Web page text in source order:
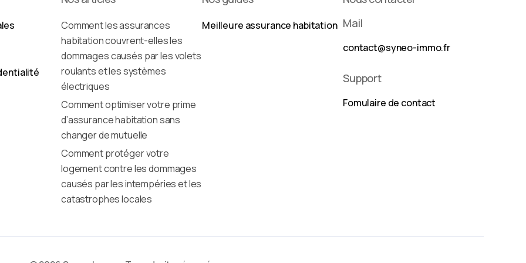
Comment les assurances
habitation couvrent-elles les
dommages causés par les volets
roulants et les systèmes
électriques
Comment optimiser votre prime
d’assurance habitation sans
changer de mutuelle
Comment protéger votre
logement contre les dommages
causés par les intempéries et les
catastrophes locales
Meilleure assurance habitation Mail
contact@syneo-immo.fr
Support
Fomulaire de contact